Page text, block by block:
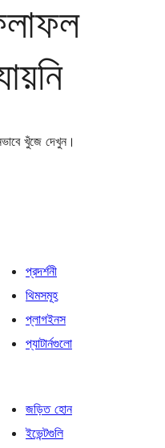
খুঁজে দেখুন।
প্রদর্শনী
থিমসমূহ
প্লাগইনস
প্যাটার্নগুলো
জড়িত হোন
ইভেন্টগুলি